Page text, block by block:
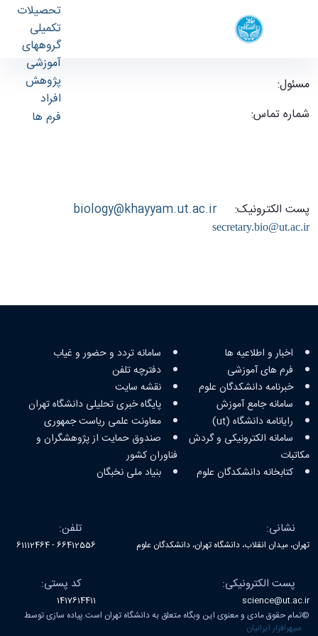
تحصیلات
تکمیلی
گروههای
آموزشی
پژوهش
افراد
فرم ها
دفتر دانشکده زیست شناسی - دانشکده زیست
مسئول:
شماره تماس:
پست الکترونیک: biology@khayyam.ut.ac.ir
secretary.bio@ut.ac.ir
اخبار و اطلاعیه ها
فرم های آموزشی
خبرنامه دانشکدگان علوم
سامانه جامع آموزش
رایانامه دانشگاه (ut)
سامانه الکترونیکی و گردش
مکاتبات
کتابخانه‌ دانشکدگان علوم
سامانه تردد و حضور و غیاب
دفترچه تلفن
نقشه سایت
پایگاه خبری تحلیلی دانشگاه تهران
معاونت علمی ریاست جمهوری
صندوق حمایت از پژوهشگران و
فناوران کشور
بنیاد ملی نخبگان
نشانی:
تهران، میدان انقلاب، دانشگاه تهران، دانشکدگان علوم
تلفن:
66412556 - 61112464
پست الکترونیکی:
science@ut.ac.ir
کد پستی:
1417614411
©تمام حقوق مادی و معنوی این وبگاه متعلق به دانشگاه تهران است.پیاده سازی توسط
سپهرافزار ایرانیان